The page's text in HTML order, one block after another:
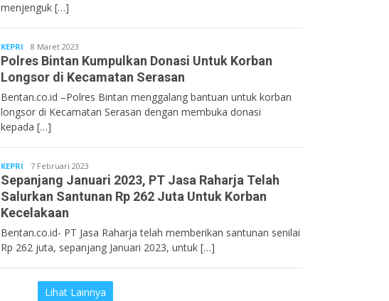
menjenguk […]
KEPRI Bentan.co.id
8 Maret 2023
Polres Bintan Kumpulkan Donasi Untuk Korban
Longsor di Kecamatan Serasan
Bentan.co.id –Polres Bintan menggalang bantuan untuk korban
longsor di Kecamatan Serasan dengan membuka donasi
kepada […]
KEPRI Bentan.co.id
7 Februari 2023
Sepanjang Januari 2023, PT Jasa Raharja Telah
Salurkan Santunan Rp 262 Juta Untuk Korban
Kecelakaan
Bentan.co.id- PT Jasa Raharja telah memberikan santunan senilai
Rp 262 juta, sepanjang Januari 2023, untuk […]
Lihat Lainnya